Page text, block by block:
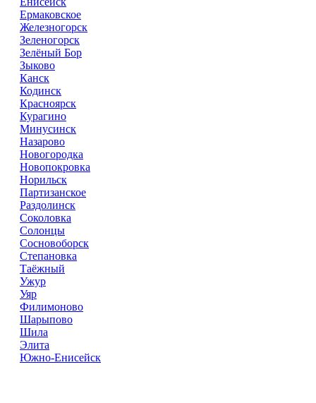
Ермаковское
Железногорск
Зеленогорск
Зелёный Бор
Зыково
Канск
Кодинск
Красноярск
Курагино
Минусинск
Назарово
Новогородка
Новопокровка
Норильск
Партизанское
Раздолинск
Соколовка
Солонцы
Сосновоборск
Степановка
Таёжный
Ужур
Уяр
Филимоново
Шарыпово
Шила
Элита
Южно-Енисейск